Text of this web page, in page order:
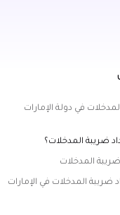
في دولة الإمارات
ضريبة المدخلات؟
ضريبة المدخلات
ضريبة المدخلات في الإمارات